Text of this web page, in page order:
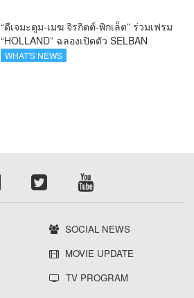
“ดีเจมะตูม-เมฆ จิรกิตต์-พิกเล็ต” ร่วมเฟรม
“HOLLAND” ฉลองเปิดตัว SELBAN
แบรนด์แฟชั่นครีเอทีฟ เชื่อมคัลเจอร์ไทย-
WHAT'S NEWS
SOCIAL NEWS
MOVIE UPDATE
TV PROGRAM